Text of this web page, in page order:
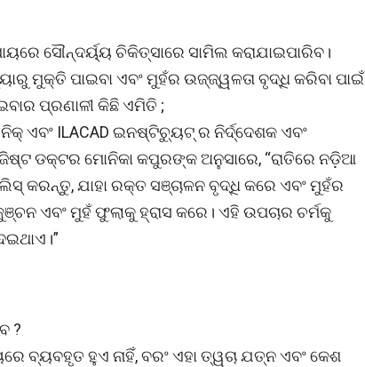
ସୌନ୍ଦର୍ୟ୍ୟ ଚିକିତ୍ସାରେ ସାମିଲ କରାଯାଇପାରିବ।
ମୁକ୍ତି ପାଇବା ଏବଂ ମୁହଁର ଉଜ୍ଜ୍ୱଳତା ବୃଦ୍ଧି କରିବା ପାଇଁ
ପ୍ରଣାଳୀ କିଛି ଏମିତି ;
ଏବଂ ILACAD ଇନଷ୍ଟିଚ୍ୟୁଟ୍ ର ନିର୍ଦ୍ଦେଶକ ଏବଂ
ଡକ୍ଟର ମୋନିକା କପୁରଙ୍କ ଅନୁସାରେ, “ରାତିରେ ନଡ଼ିଆ
କରନ୍ତୁ, ଯାହା ରକ୍ତ ସଞ୍ଚାଳନ ବୃଦ୍ଧି କରେ ଏବଂ ମୁହଁର
ଏବଂ ମୁହଁ ଫୁଲାକୁ ହ୍ରାସ କରେ। ଏହି ଉପଚାର ଚର୍ମକୁ
?
ବ୍ୟବହୃତ ହୁଏ ନାହିଁ, ବରଂ ଏହା ତ୍ୱଚା ଯତ୍ନ ଏବଂ କେଶ